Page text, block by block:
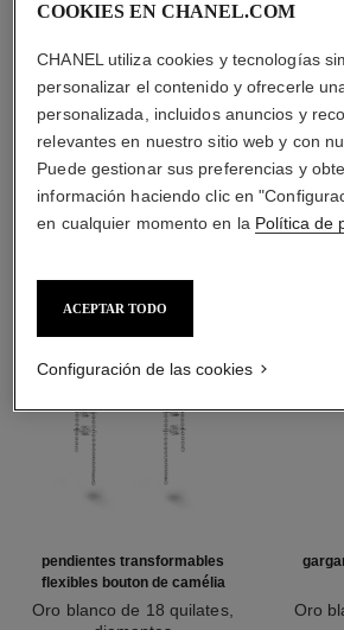
Oro blanco de 18 quilates
DESCUBRA
pendientes transformables
flexibles bouton de camélia
Oro blanco de 18 quilates,
Oro
COOKIES EN CHANEL.COM
CHANEL utiliza cookies y tecnologías
personalizar el contenido y ofrecerle
personalizada, incluidos anuncios y
relevantes en nuestro sitio web y con
Puede gestionar sus preferencias y
información haciendo clic en
en cualquier momento en la Política de
ACEPTAR TODO
Configuración de las cookies